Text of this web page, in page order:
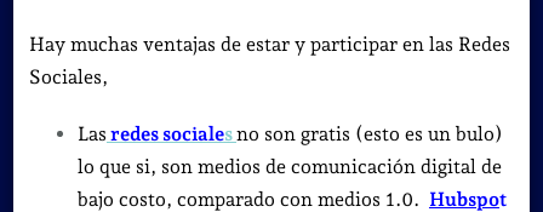
invierta
canal
digital.
Hay muchas ventajas de estar y participar en las Redes
Sociales,
Las redes socialesno son gratis (esto es un bulo)
lo que si, son medios de comunicación digital de
bajo costo, comparado con medios 1.0. Hubspot